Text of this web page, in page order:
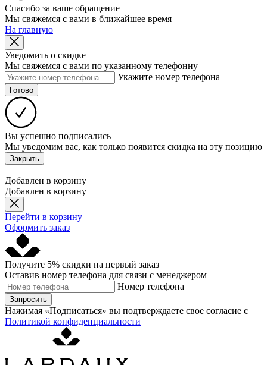
Спасибо за ваше обращение
Мы свяжемся с вами в ближайшее время
На главную
Уведомить о скидке
Мы свяжемся с вами по указанному телефонну
Укажите номер телефона
Готово
Вы успешно подписались
Мы уведомим вас, как только появится скидка на эту позицию
Закрыть
Добавлен в корзину
Добавлен в корзину
Перейти в корзину
Оформить заказ
Получите 5% скидки на первый заказ
Оставив номер телефона для связи с менеджером
Номер телефона
Запросить
Нажимая «Подписаться» вы подтверждаете свое согласие с
Политикой конфиденциальности